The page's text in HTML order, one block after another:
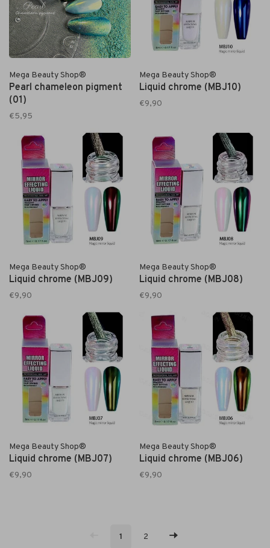
Mega Beauty Shop®
Pearl chameleon pigment
(01)
€5,95
Mega Beauty Shop®
Liquid chrome (MBJ10)
€9,90
Mega Beauty Shop®
Liquid chrome (MBJ09)
€9,90
Mega Beauty Shop®
Liquid chrome (MBJ08)
€9,90
Mega Beauty Shop®
Liquid chrome (MBJ07)
€9,90
Mega Beauty Shop®
Liquid chrome (MBJ06)
€9,90
1 2